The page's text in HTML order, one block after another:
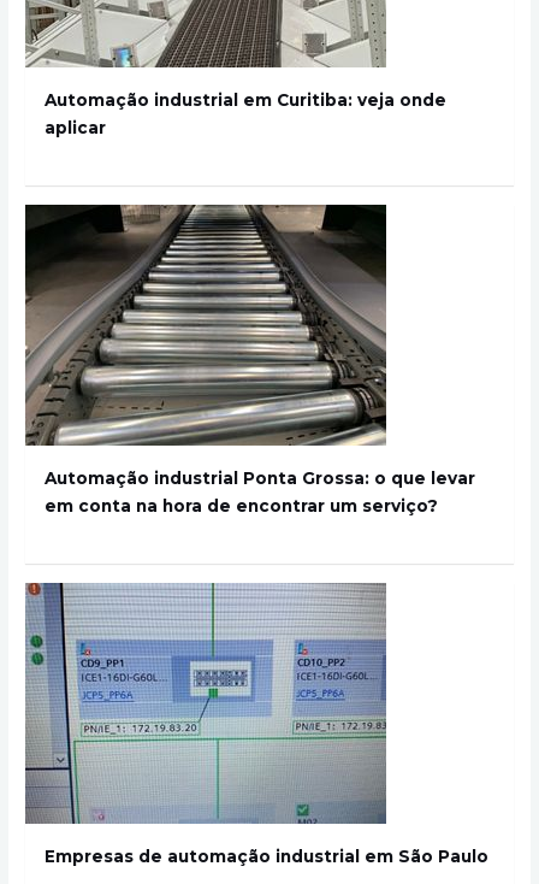
Automação industrial em Curitiba: veja onde
aplicar
Automação industrial Ponta Grossa: o que levar
em conta na hora de encontrar um serviço?
Empresas de automação industrial em São Paulo